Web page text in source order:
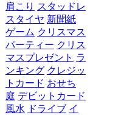
肩こり スタッドレ
スタイヤ 新聞紙
ゲーム クリスマス
パーティー クリス
マスプレゼント ラ
ンキング クレジッ
トカード おせち
庭 デビットカード
風水 ドライブ イ